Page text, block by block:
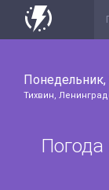
Понедельник,
Тихвин,